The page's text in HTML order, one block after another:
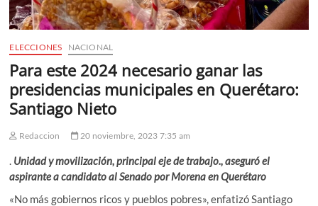
ELECCIONES NACIONAL
Para este 2024 necesario ganar las
presidencias municipales en Querétaro:
Santiago Nieto
Redaccion 20 noviembre, 2023 7:35 am
. Unidad y movilización, principal eje de trabajo., aseguró el
aspirante a candidato al Senado por Morena en Querétaro
«No más gobiernos ricos y pueblos pobres», enfatizó Santiago